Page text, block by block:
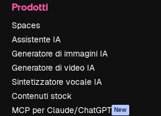
Prodotti
Spaces
Assistente IA
Generatore di immagini IA
Generatore di video IA
Sintetizzatore vocale IA
Contenuti stock
MCP per Claude/ChatGPT New